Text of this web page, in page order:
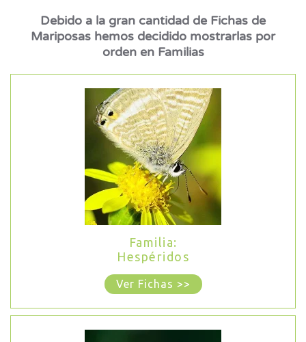
Debido a la gran cantidad de Fichas de
Mariposas hemos decidido mostrarlas por
orden en Familias
Familia:
Hespéridos
Ver Fichas >>